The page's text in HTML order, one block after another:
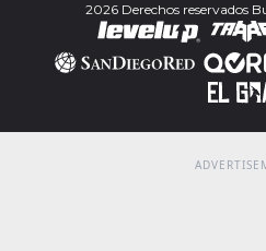
2026 Derechos reservados